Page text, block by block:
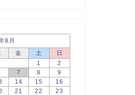
8月
金 土
日
1
2
7 8
9
14 15
16
21 22
23